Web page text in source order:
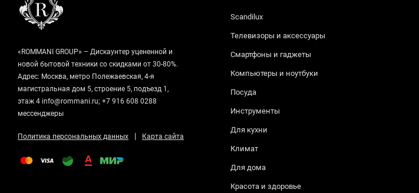
«ROMMANI GROUP» – Дискаунтер уцененной и
новой бытовой техники со скидками от 30-80%.
Адрес: Москва, метро Полежаевская, 4-я
магистральная дом 5, строение 5, подъезд 1,
этаж 4 info@rommani.ru; +7 916 608 0288
мессенджеры
Политика персональных данных | Карта сайта
Scandilux
Телевизоры и аксессуары
Смартфоны и гаджеты
Компьютеры и ноутбуки
Посуда
Инструменты
Для кухни
Климат
Для дома
Красота и здоровье